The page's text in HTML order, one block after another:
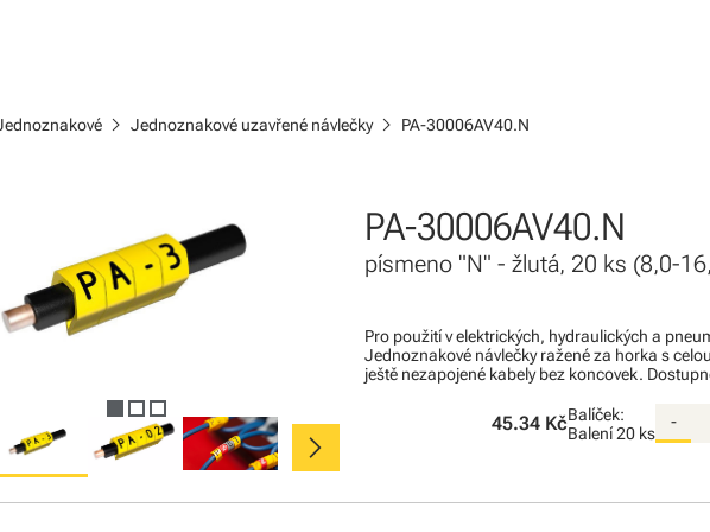
chevron_right Jednoznakové uzavřené návlečkychevron_right PA-30006AV40.N
chevron_right
PA-30006AV40.N
písmeno "N" - žlutá, 20 ks (8,0-
Pro použití v elektrických, hydraulických a
Jednoznakové návlečky ražené za horka s
ještě nezapojené kabely bez koncovek.
45.34 KčBalíček:
Balení20 ks
-